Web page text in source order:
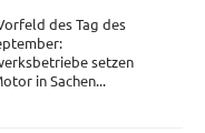
des Tag des
setzen
in Sachen...